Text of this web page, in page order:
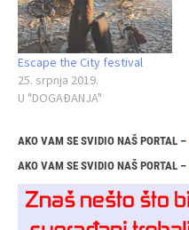
Escape the City festival
25. srpnja 2019.
U "DOGAĐANJA"
AKO VAM SE SVIDIO NAŠ PORTAL –
AKO VAM SE SVIDIO NAŠ PORTAL –